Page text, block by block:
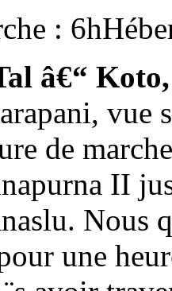
: 6h
â€“
vue
de
II
Nous
une